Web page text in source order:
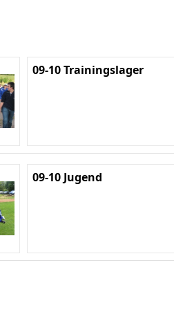
09-10 Trainingslager
09-10 Jugend